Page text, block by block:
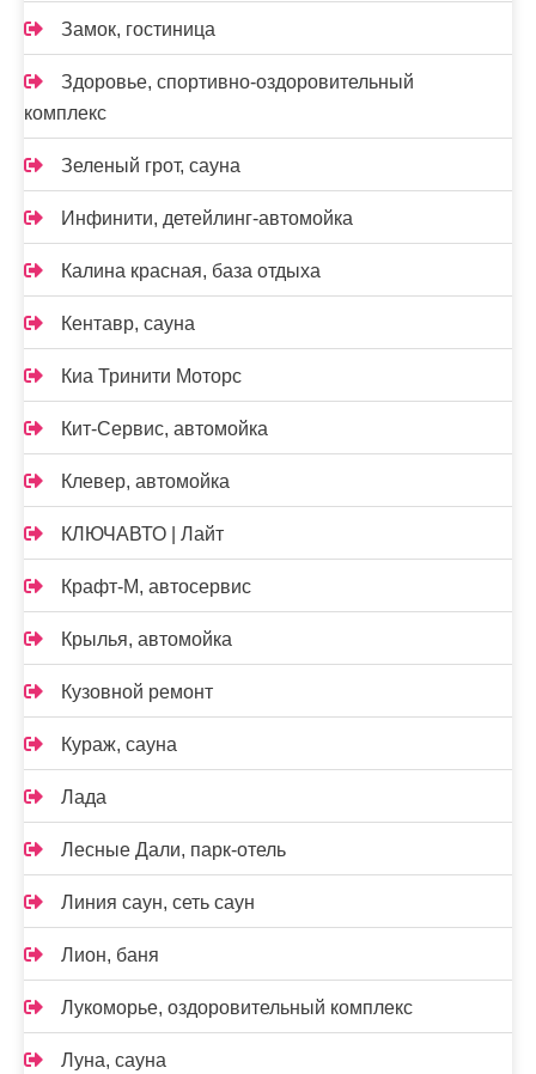
Замок, гостиница
Здоровье, спортивно-оздоровительный
комплекс
Зеленый грот, сауна
Инфинити, детейлинг-автомойка
Калина красная, база отдыха
Кентавр, сауна
Киа Тринити Моторс
Кит-Сервис, автомойка
Клевер, автомойка
КЛЮЧАВТО | Лайт
Крафт-М, автосервис
Крылья, автомойка
Кузовной ремонт
Кураж, сауна
Лада
Лесные Дали, парк-отель
Линия саун, сеть саун
Лион, баня
Лукоморье, оздоровительный комплекс
Луна, сауна